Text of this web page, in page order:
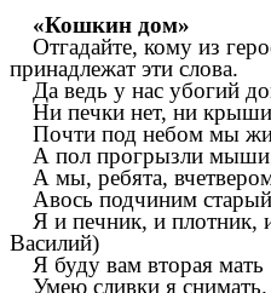
«Кошкин дом»
Отгадайте, кому из
принадлежат эти слова.
Да ведь у нас убогий
Ни печки нет, ни
Почти под небом мы
А пол прогрызли
А мы, ребята,
Авось подчиним
Я и печник, и
Василий)
Я буду вам вторая мать
Умею сливки я снимать.